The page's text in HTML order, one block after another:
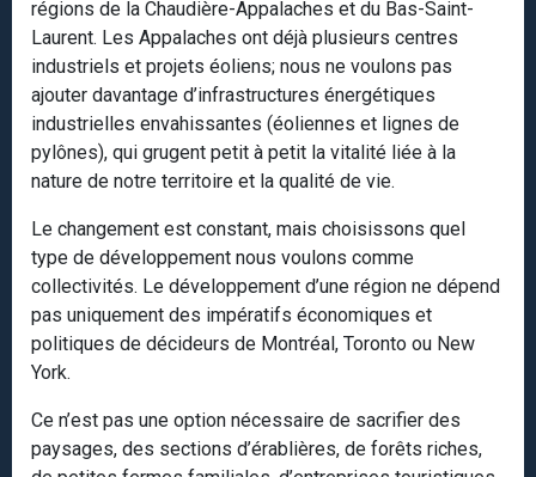
régions de la Chaudière-Appalaches et du Bas-Saint-
Laurent. Les Appalaches ont déjà plusieurs centres
industriels et projets éoliens; nous ne voulons pas
ajouter davantage d’infrastructures énergétiques
industrielles envahissantes (éoliennes et lignes de
pylônes), qui grugent petit à petit la vitalité liée à la
nature de notre territoire et la qualité de vie.
Le changement est constant, mais choisissons quel
type de développement nous voulons comme
collectivités. Le développement d’une région ne dépend
pas uniquement des impératifs économiques et
politiques de décideurs de Montréal, Toronto ou New
York.
Ce n’est pas une option nécessaire de sacrifier des
paysages, des sections d’érablières, de forêts riches,